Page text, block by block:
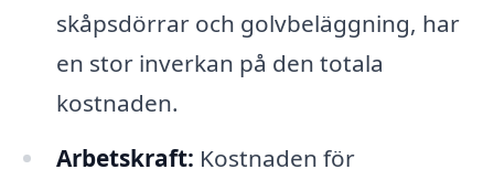
skåpsdörrar och golvbeläggning, har
en stor inverkan på den totala
kostnaden.
Arbetskraft: Kostnaden för